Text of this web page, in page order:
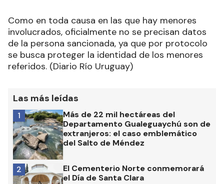
Como en toda causa en las que hay menores
involucrados, oficialmente no se precisan datos
de la persona sancionada, ya que por protocolo
se busca proteger la identidad de los menores
referidos. (Diario Río Uruguay)
Las más leídas
Más de 22 mil hectáreas del
Departamento Gualeguaychú son de
extranjeros: el caso emblemático
del Salto de Méndez
1
El Cementerio Norte conmemorará
el Día de Santa Clara
2